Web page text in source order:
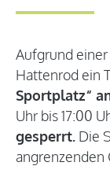
Aufgrund
Hattenrod ein
Sportplatz“
Uhr bis 17:00
gesperrt. Die
angrenzenden